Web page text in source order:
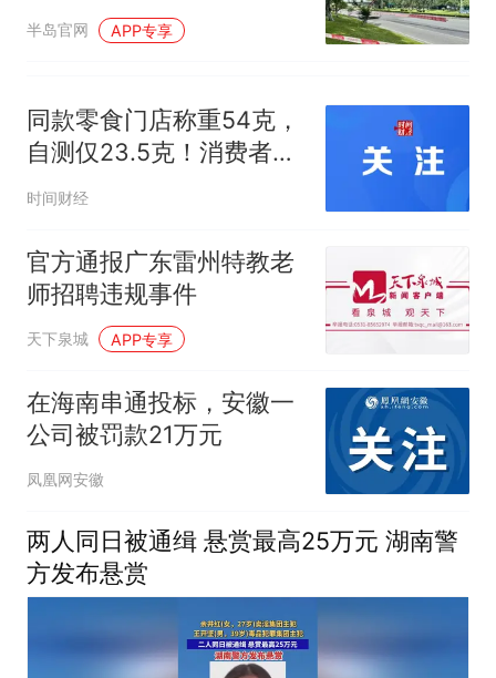
虚假信息
半岛官网 APP专享
同款零食门店称重54克，
自测仅23.5克！消费者质
疑“好想来”称重翻倍
时间财经
官方通报广东雷州特教老
师招聘违规事件
天下泉城 APP专享
在海南串通投标，安徽一
公司被罚款21万元
凤凰网安徽
两人同日被通缉 悬赏最高25万元 湖南警
方发布悬赏